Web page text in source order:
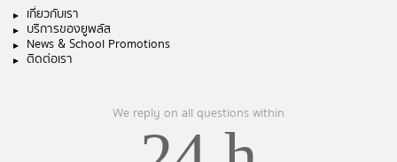
เกี่ยวกับเรา
บริการของยูพลัส
News & School Promotions
ติดต่อเรา
We reply on all questions within